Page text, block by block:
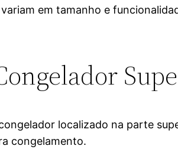
em tamanho e
localizado na parte
congelamento.